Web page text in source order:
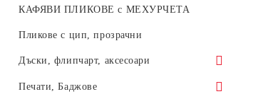
210x297 мм
Бяла копирна хартия, формат А3,
цветен печат - А4, А3, SRA3, А3+
формат А4 - 210x297
формат А3 - 420x297
Цветна хартия 80 / 160 / 270 gsm
Цветна копирна хартия 80 грама,
Инженерна хартия за плотери на
КАФЯВИ ПЛИКОВЕ с МЕХУРЧЕТА
Пликове с цип, прозрачни
Дъски, флипчарт, аксесоари
Коркови дъски
Печати, Баджове